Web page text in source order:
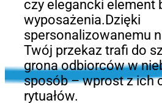
czy elegancki element
wyposażenia.Dzięki
spersonalizowanemu
Twój przekaz trafi do
grona odbiorców w
sposób – wprost z ich
rytuałów.